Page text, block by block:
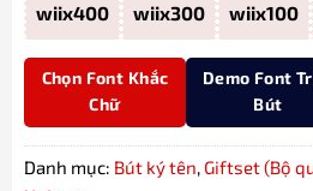
wiix400 wiix300 wiix100
Chọn Font Khắc
Chữ
Demo Font
Bút
Danh mục: Bút ký tên, Giftset (Bộ